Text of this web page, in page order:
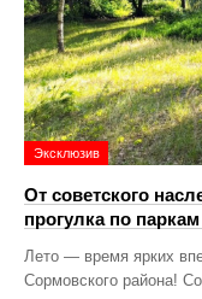
Эксклюзив
От советского
прогулка по
Лето — время ярких
Сормовского района!